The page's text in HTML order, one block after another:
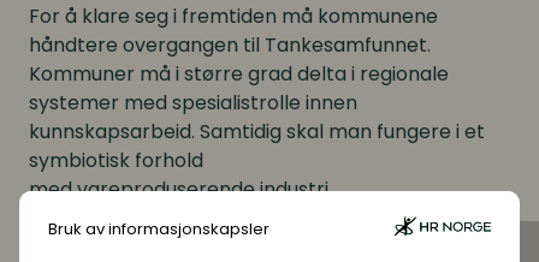
Bruk av informasjonskapsler
For å klare seg i fremtiden må kommunene
håndtere overgangen til Tankesamfunnet.
Kommuner må i større grad delta i regionale
systemer med spesialistrolle innen
kunnskapsarbeid. Samtidig skal man fungere i et
symbiotisk forhold
med vareproduserende industri.
Stjernekraft – nøkkelen til kvinners karrierevei
Kvinnelige ledere er meget lidenskapelige i sine